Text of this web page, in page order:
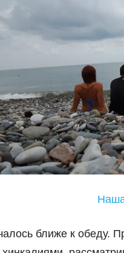
ближе к обеду.